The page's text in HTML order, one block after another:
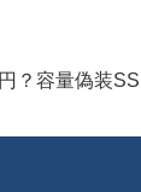
？容量偽装